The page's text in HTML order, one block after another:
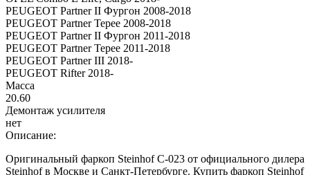
PEUGEOT Partner II Фургон 2008-2018
PEUGEOT Partner Tepee 2008-2018
PEUGEOT Partner II Фургон 2011-2018
PEUGEOT Partner Tepee 2011-2018
PEUGEOT Partner III 2018-
PEUGEOT Rifter 2018-
Масса
20.60
Демонтаж усилителя
нет
Описание:
Оригинальный фаркоп Steinhof C-023 от официального дилера
Steinhof в Москве и Санкт-Петербурге. Купить фаркоп Steinhof